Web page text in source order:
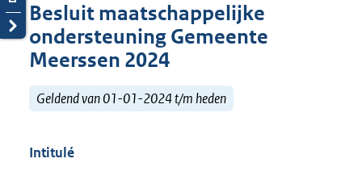
Besluit maatschappelijke
ondersteuning Gemeente
Meerssen 2024
Geldend van 01-01-2024 t/m heden
Intitulé